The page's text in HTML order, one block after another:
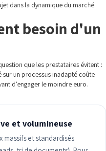
dans la dynamique du marché.
besoin d'un
que les prestataires évitent :
sur un processus inadapté coûte
d'engager le moindre euro.
et volumineuse
massifs et standardisés